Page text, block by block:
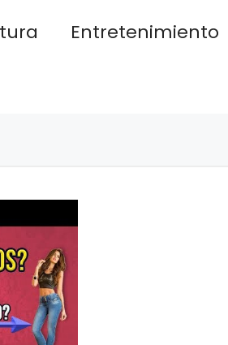
Entretenimiento